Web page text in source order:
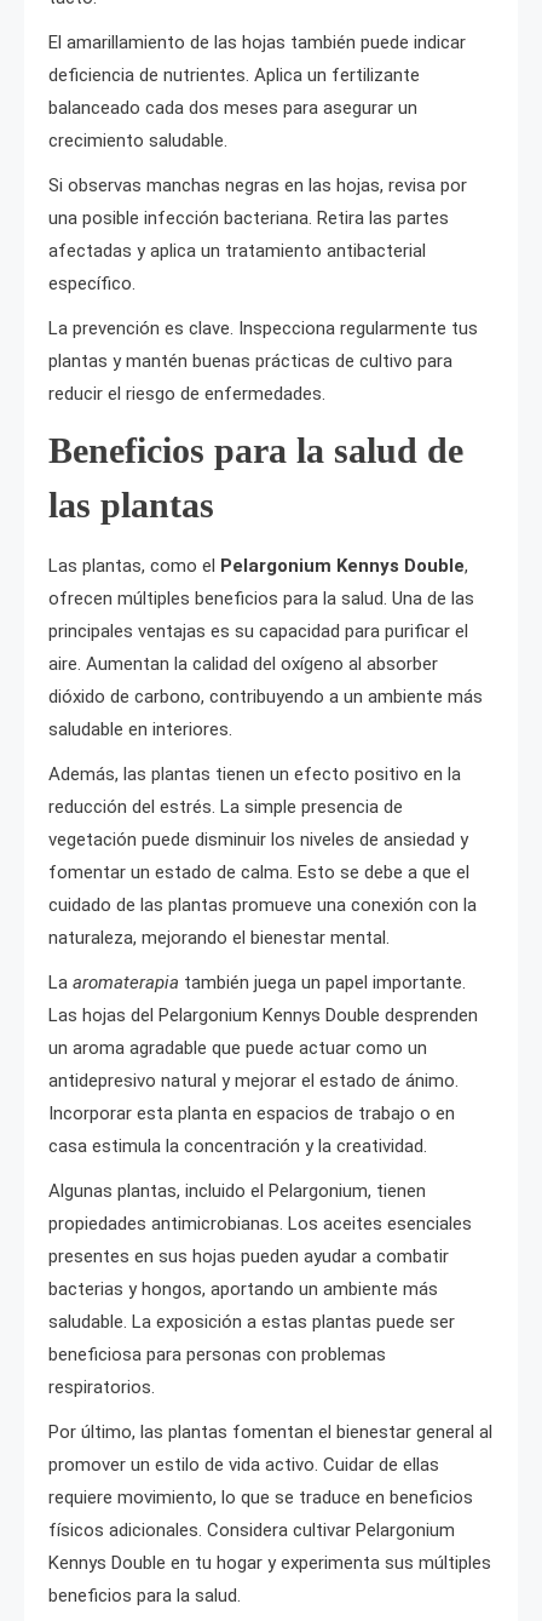
El amarillamiento de las hojas también puede indicar
deficiencia de nutrientes. Aplica un fertilizante
balanceado cada dos meses para asegurar un
crecimiento saludable.
Si observas manchas negras en las hojas, revisa por
una posible infección bacteriana. Retira las partes
afectadas y aplica un tratamiento antibacterial
específico.
La prevención es clave. Inspecciona regularmente tus
plantas y mantén buenas prácticas de cultivo para
reducir el riesgo de enfermedades.
Beneficios para la salud de
las plantas
Las plantas, como el Pelargonium Kennys Double,
ofrecen múltiples beneficios para la salud. Una de las
principales ventajas es su capacidad para purificar el
aire. Aumentan la calidad del oxígeno al absorber
dióxido de carbono, contribuyendo a un ambiente más
saludable en interiores.
Además, las plantas tienen un efecto positivo en la
reducción del estrés. La simple presencia de
vegetación puede disminuir los niveles de ansiedad y
fomentar un estado de calma. Esto se debe a que el
cuidado de las plantas promueve una conexión con la
naturaleza, mejorando el bienestar mental.
La aromaterapia también juega un papel importante.
Las hojas del Pelargonium Kennys Double desprenden
un aroma agradable que puede actuar como un
antidepresivo natural y mejorar el estado de ánimo.
Incorporar esta planta en espacios de trabajo o en
casa estimula la concentración y la creatividad.
Algunas plantas, incluido el Pelargonium, tienen
propiedades antimicrobianas. Los aceites esenciales
presentes en sus hojas pueden ayudar a combatir
bacterias y hongos, aportando un ambiente más
saludable. La exposición a estas plantas puede ser
beneficiosa para personas con problemas
respiratorios.
Por último, las plantas fomentan el bienestar general al
promover un estilo de vida activo. Cuidar de ellas
requiere movimiento, lo que se traduce en beneficios
físicos adicionales. Considera cultivar Pelargonium
Kennys Double en tu hogar y experimenta sus múltiples
beneficios para la salud.